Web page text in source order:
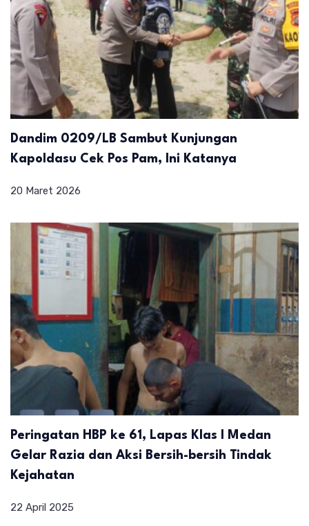
Dandim 0209/LB Sambut Kunjungan
Kapoldasu Cek Pos Pam, Ini Katanya
20 Maret 2026
Peringatan HBP ke 61, Lapas Klas I Medan
Gelar Razia dan Aksi Bersih-bersih Tindak
Kejahatan
22 April 2025